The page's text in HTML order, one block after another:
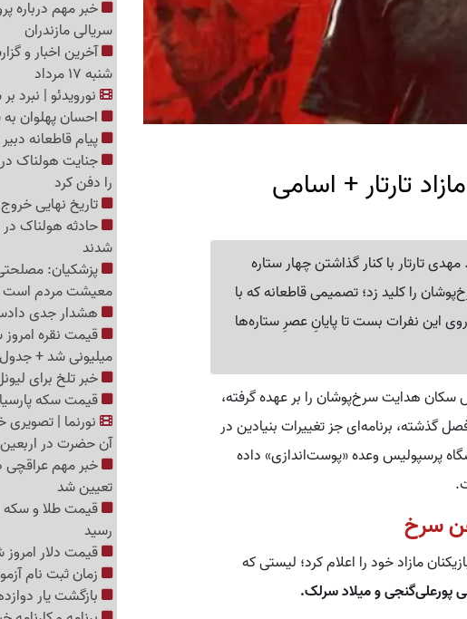
در لیست مازاد تارتار + اسامی
تارتار با کنار گذاشتن چهار ستاره
را کلید زد؛ تصمیمی قاطعانه که با
این نفرات بست تا پایانِ عصرِ ستاره‌ها
سکان هدایت سرخ‌پوشان را بر عهده گرفته،
گذشته، برنامه‌ای جز تغییرات بنیادین در
پرسپولیس وعده «پوست‌اندازی» داده
مازاد خود را اعلام کرد؛ لیستی که
پورعلی‌گنجی و میلاد سرلک.
سریالی مازندران
آخرین اخبار و
شنبه 17 مرداد
نورویدئو | نبرد
احسان پهلوان
پیام قاطعانه
جنایت
را دفن کرد
تاریخ نهایی
شدند
پزشکیان:
معیشت مردم است
هشدار جدی
میلیونی شد + جدول
خبر تلخ برای لیونل
قیمت سکه پارسیان
نورنما |
آن حضرت در
خبر مهم عراقچی
تعیین شد
رسید
قیمت دلار امروز شنبه 17 مرداد 1405؛ دلار
زمان ثبت نام آزمون
بازگشت یار